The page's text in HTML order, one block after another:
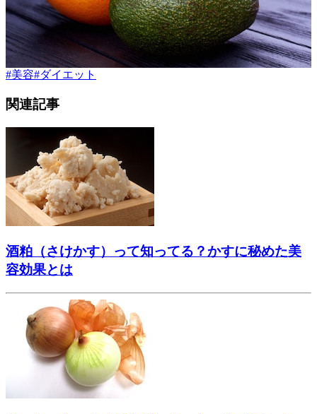
#美容#ダイエット
関連記事
酒粕（さけかす）って知ってる？かすに秘めた美
容効果とは